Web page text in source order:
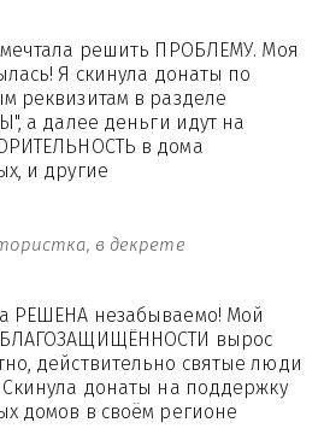
в декрете
мечтала решить ПРОБЛЕМУ. Моя
Я скинула донаты по
реквизитам в разделе
а далее деньги идут на
в дома
и другие
РЕШЕНА незабываемо! Мой
БЛАГОЗАЩИЩЁННОСТИ вырос
действительно святые люди
Скинула донаты на поддержку
домов в своём регионе